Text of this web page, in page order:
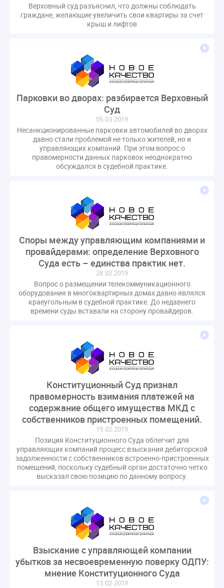
Верховный суд разъяснил, что должны соблюдать
граждане, желающие увеличить свои квартиры за счет
крыш и лифтов
Парковки во дворах: разбирается Верховный
Суд
05.03.2019
Несанкционированные парковки автомобилей во дворах
давно стали проблемой не только жителей, но и
управляющих компаний. При этом вопрос о
правомерности данных парковок неоднократно
обсуждался в судебной практике.
Споры между управляющим компаниями и
провайдерами: определение Верховного
Суда есть – единства практик нет.
28.02.2019
Вопрос о размещении телекоммуникационного
оборудования в многоквартирных домах давно являлся
краеугольным в судебной практике. До недавнего
времени суды вставали на сторону провайдеров.
Конституционный Суд признал
правомерность взимания платежей на
содержание общего имущества МКД с
собственников пристроенных помещений.
19.02.2019
Позиция Конституционного Суда облегчит для
управляющих компаний процесс взыскания дебиторской
задолженности с собственников встроенно-пристроенных
помещений, поскольку судебный орган достаточно четко
высказал свою позицию по данному вопросу.
Взыскание с управляющей компании
убытков за несвоевременную поверку ОДПУ:
мнение Конституционного Суда
13.02.2019